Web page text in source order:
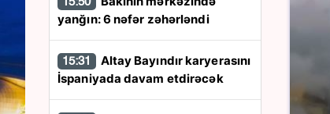
yanğın: 6 nəfər zəhərləndi
15:31
İspaniyada davam etdirəcək